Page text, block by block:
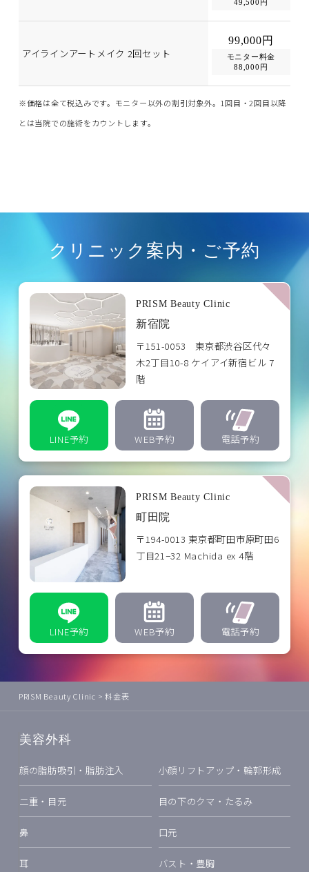
49,500円
アイラインアートメイク 2回セット
99,000円
モニター料金
88,000円
※価格は全て税込みです。モニター以外の割引対象外。1回目・2回目以降
とは当院での施術をカウントします。
クリニック案内・ご予約
PRISM Beauty Clinic
新宿院
〒151-0053 東京都渋谷区代々
木2丁目10-8 ケイアイ新宿ビル 7
階
LINE予約 WEB予約 電話予約
PRISM Beauty Clinic
町田院
〒194-0013 東京都町田市原町田6
丁目21−32 Machida ex 4階
LINE予約 WEB予約 電話予約
PRISM Beauty Clinic >料金表
美容外科
顔の脂肪吸引・脂肪注入 小顔リフトアップ・輪郭形成
二重・目元 目の下のクマ・たるみ
鼻 口元
耳 バスト・豊胸